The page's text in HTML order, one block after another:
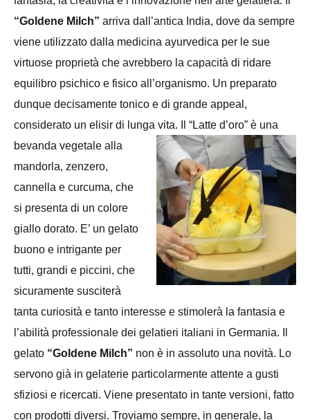
“Goldene Milch” arriva dall’antica India, dove da sempre
viene utilizzato dalla medicina ayurvedica per le sue
virtuose proprietà che avrebbero la capacità di ridare
equilibro psichico e fisico all’organismo. Un preparato
dunque decisamente tonico e di grande appeal,
considerato un elisir di lunga vita. Il “Latte d’oro” è una
bevanda vegetale alla
mandorla, zenzero,
cannella e curcuma, che
si presenta di un colore
giallo dorato. E’ un gelato
buono e intrigante per
tutti, grandi e piccini, che
sicuramente susciterà
tanta curiosità e tanto interesse e stimolerà la fantasia e
l’abilità professionale dei gelatieri italiani in Germania. Il
gelato “Goldene Milch” non è in assoluto una novità. Lo
servono già in gelaterie particolarmente attente a gusti
sfiziosi e ricercati. Viene presentato in tante versioni, fatto
con prodotti diversi. Troviamo sempre, in generale, la